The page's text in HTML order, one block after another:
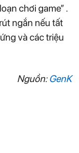
chơi game” .
ngắn nếu tất
và các triệu
Nguồn:GenK